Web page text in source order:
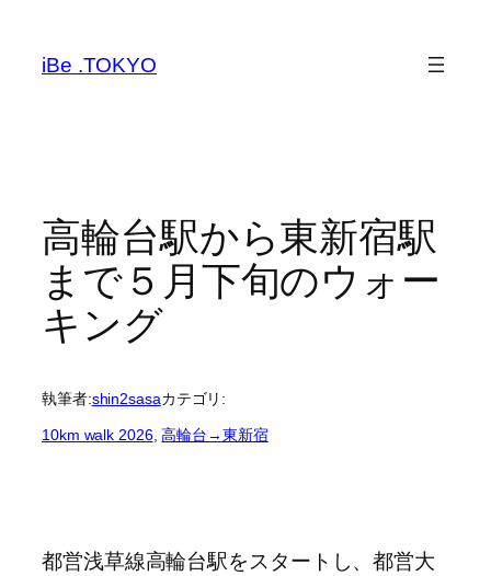
iBe .TOKYO
高輪台駅から東新宿駅
まで５月下旬のウォー
キング
執筆者:shin2sasaカテゴリ:
10km walk 2026, 高輪台→東新宿
都営浅草線高輪台駅をスタートし、都営大